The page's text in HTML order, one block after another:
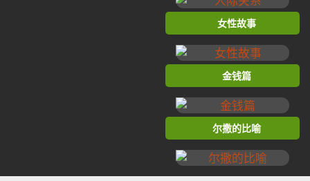
女性故事
金钱篇
尔撒的比喻